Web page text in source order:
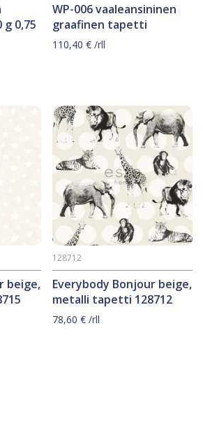
0,75
WP-006 vaaleansininen
graafinen tapetti
110,40€ /rll
beige,
Everybody Bonjour beige,
metalli tapetti 128712
128712
78,60€ /rll